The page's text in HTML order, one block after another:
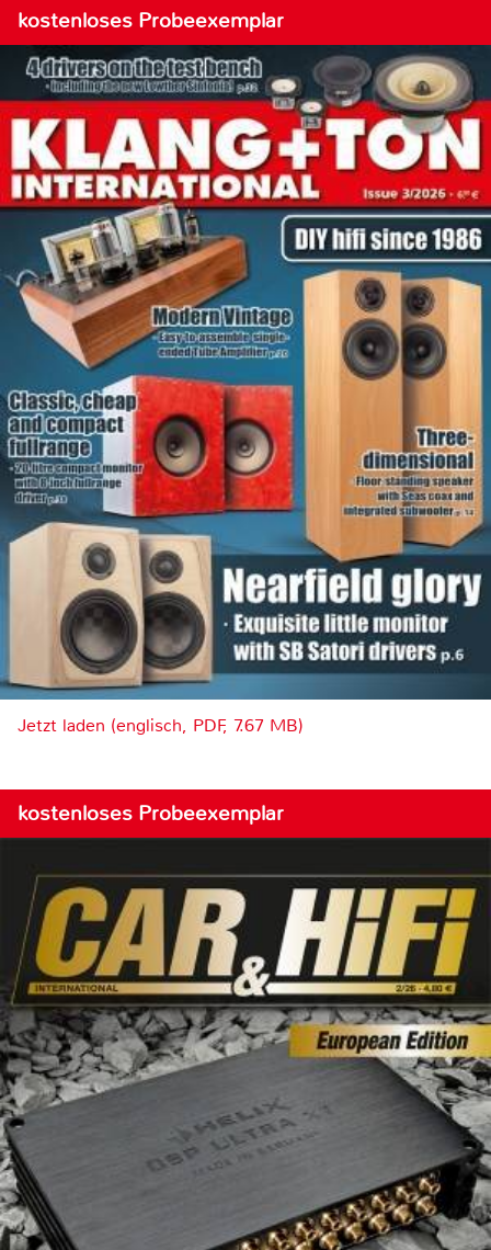
kostenloses Probeexemplar
Jetzt laden (englisch, PDF, 7.67 MB)
kostenloses Probeexemplar